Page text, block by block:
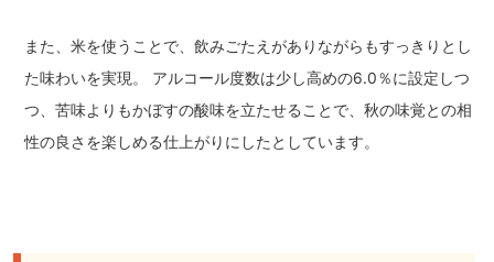
また、米を使うことで、飲みごたえがありながらもすっきりとし
た味わいを実現。 アルコール度数は少し高めの6.0％に設定しつ
つ、苦味よりもかぼすの酸味を立たせることで、秋の味覚との相
性の良さを楽しめる仕上がりにしたとしています。